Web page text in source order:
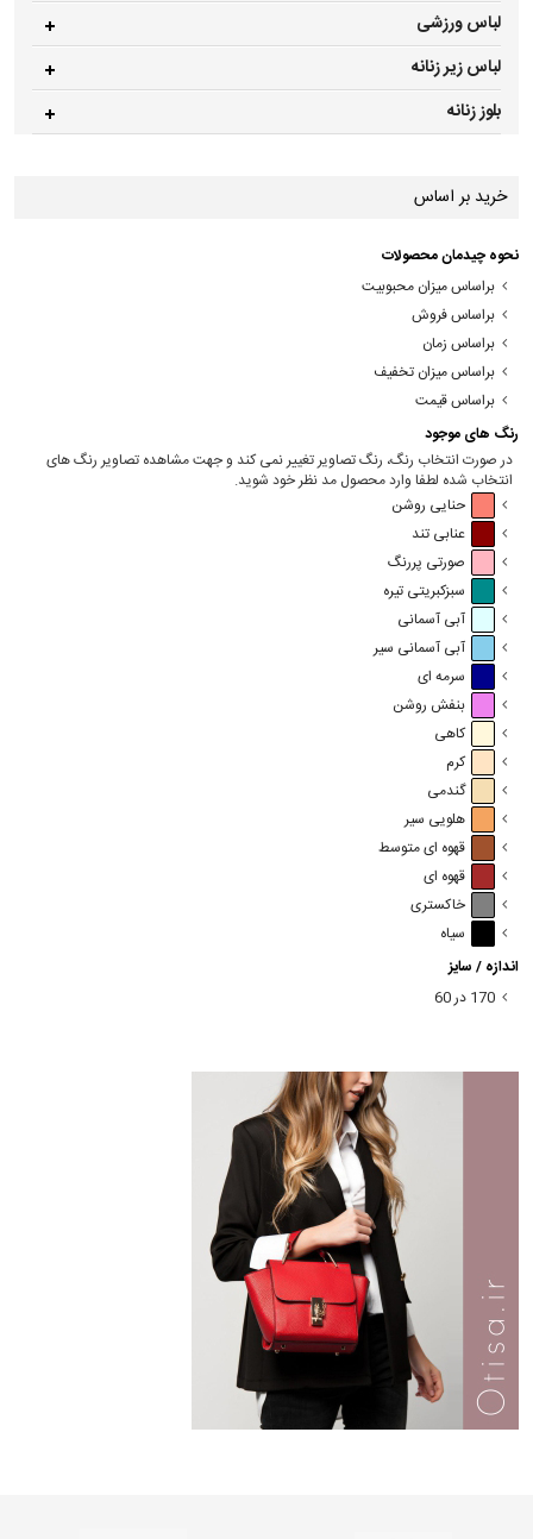
لباس ورزشی
لباس زیر زنانه
بلوز زنانه
خرید بر اساس
نحوه چیدمان محصولات
براساس میزان محبوبیت
براساس فروش
براساس زمان
براساس میزان تخفیف
براساس قیمت
رنگ های موجود
در صورت انتخاب رنگ، رنگ تصاویر تغییر نمی کند و جهت مشاهده تصاویر رنگ های
انتخاب شده لطفا وارد محصول مد نظر خود شوید.
حنایی روشن
عنابی تند
صورتی پررنگ
سبزکبریتی تیره
آبی آسمانی
آبی آسمانی سیر
سرمه ای
بنفش روشن
کاهی
کرم
گندمی
هلویی سیر
قهوه ای متوسط
قهوه ای
خاکستری
سیاه
اندازه / سایز
170 در 60